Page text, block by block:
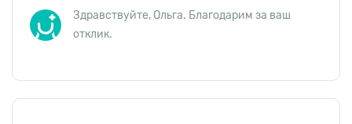
Здравствуйте, Ольга. Благодарим за ваш
отклик.